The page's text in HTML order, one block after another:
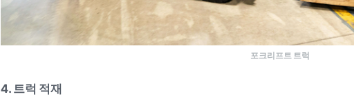
포크리프트 트럭
4. 트럭 적재